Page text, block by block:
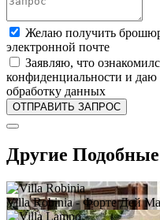
Желаю получить
электронной почте
Заявляю, что
конфиденциальности и даю
обработку данных
Другие
Villa Robinia- Форте Дей